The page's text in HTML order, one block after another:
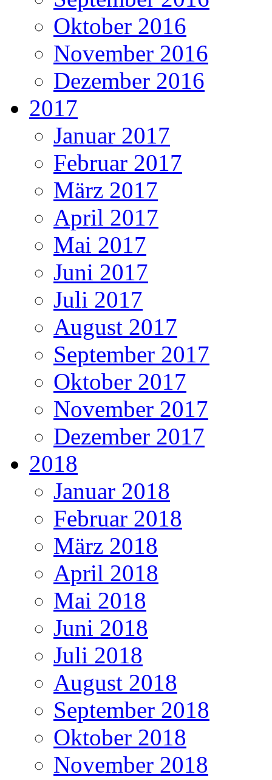
Oktober 2016
November 2016
Dezember 2016
2017
Januar 2017
Februar 2017
März 2017
April 2017
Mai 2017
Juni 2017
Juli 2017
August 2017
September 2017
Oktober 2017
November 2017
Dezember 2017
2018
Januar 2018
Februar 2018
März 2018
April 2018
Mai 2018
Juni 2018
Juli 2018
August 2018
September 2018
Oktober 2018
November 2018